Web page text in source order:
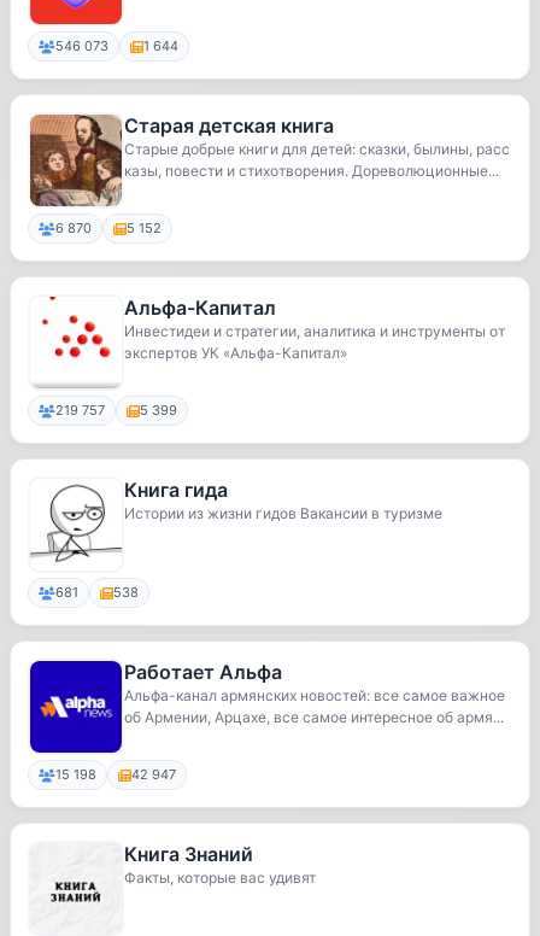
546 073 1 644
Старая детская книга
Старые добрые книги для детей: сказки, былины, расс
казы, повести и стихотворения. Дореволюционные...
6 870 5 152
Альфа-Капитал
Инвестидеи и стратегии, аналитика и инструменты от
экспертов УК «Альфа-Капитал»
219 757 5 399
Книга гида
Истории из жизни гидов Вакансии в туризме
681 538
Работает Альфа
Альфа-канал армянских новостей: все самое важное
об Армении, Арцахе, все самое интересное об армя...
15 198 42 947
Книга Знаний
Факты, которые вас удивят